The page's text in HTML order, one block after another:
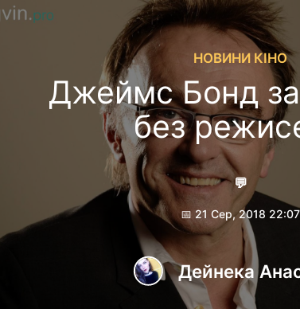
НОВИНИ КІНО
Джеймс Бонд
без
💬
📅 21 Сер, 2018 22:07
Дейнека